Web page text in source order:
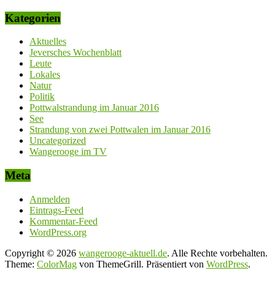
Kategorien
Aktuelles
Jeversches Wochenblatt
Leute
Lokales
Natur
Politik
Pottwalstrandung im Januar 2016
See
Strandung von zwei Pottwalen im Januar 2016
Uncategorized
Wangerooge im TV
Meta
Anmelden
Eintrags-Feed
Kommentar-Feed
WordPress.org
Copyright © 2026 wangerooge-aktuell.de. Alle Rechte vorbehalten.
Theme: ColorMag von ThemeGrill. Präsentiert von WordPress.